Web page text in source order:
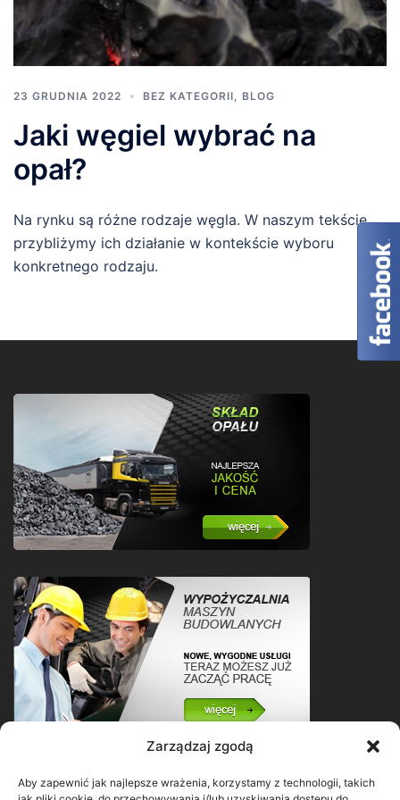
Zarządzaj zgodą
Aby zapewnić jak najlepsze wrażenia, korzystamy z technologii, takich
23 GRUDNIA 2022 BEZ KATEGORII BLOG
Jaki węgiel wybrać na
opał?
Na rynku są różne rodzaje węgla. W naszym tekście
przybliżymy ich działanie w kontekście wyboru
konkretnego rodzaju.